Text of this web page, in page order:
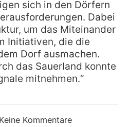
sich in den Dörfern
Dabei
um das Miteinander
Initiativen, die die
Dorf ausmachen.
das Sauerland konnte
mitnehmen.“
Keine Kommentarezu